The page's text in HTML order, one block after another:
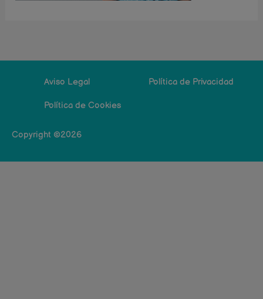
Aviso Legal Política de Privacidad
Política de Cookies
Copyright ©2026